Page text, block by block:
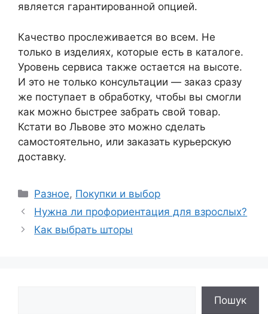
является гарантированной опцией.
Качество прослеживается во всем. Не
только в изделиях, которые есть в каталоге.
Уровень сервиса также остается на высоте.
И это не только консультации — заказ сразу
же поступает в обработку, чтобы вы смогли
как можно быстрее забрать свой товар.
Кстати во Львове это можно сделать
самостоятельно, или заказать курьерскую
доставку.
Рубрики
Разное, Покупки и выбор
Нужна ли профориентация для взрослых?
Как выбрать шторы
Пошук